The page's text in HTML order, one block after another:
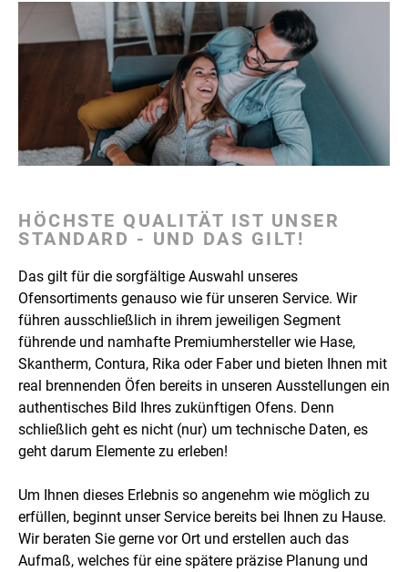
HÖCHSTE QUALITÄT IST UNSER
STANDARD - UND DAS GILT!
Das gilt für die sorgfältige Auswahl unseres
Ofensortiments genauso wie für unseren Service. Wir
führen ausschließlich in ihrem jeweiligen Segment
führende und namhafte Premiumhersteller wie Hase,
Skantherm, Contura, Rika oder Faber und bieten Ihnen mit
real brennenden Öfen bereits in unseren Ausstellungen ein
authentisches Bild Ihres zukünftigen Ofens. Denn
schließlich geht es nicht (nur) um technische Daten, es
geht darum Elemente zu erleben!
Um Ihnen dieses Erlebnis so angenehm wie möglich zu
erfüllen, beginnt unser Service bereits bei Ihnen zu Hause.
Wir beraten Sie gerne vor Ort und erstellen auch das
Aufmaß, welches für eine spätere präzise Planung und